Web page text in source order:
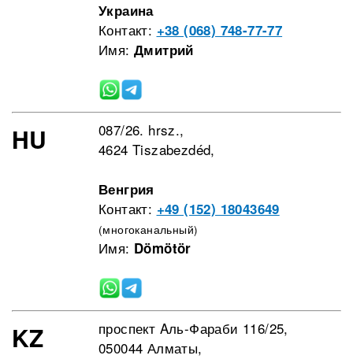
Украина
Контакт: +38 (068) 748-77-77
Имя: Дмитрий
HU
087/26. hrsz.,
4624 Tiszabezdéd,
Венгрия
Контакт: +49 (152) 18043649
(многоканальный)
Имя: Dömötör
KZ
проспект Aль-Фараби 116/25,
050044 Алматы,